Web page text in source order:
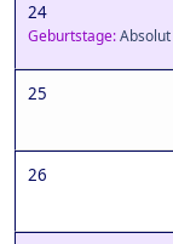
24
Geburtstage:Absolut
25
26